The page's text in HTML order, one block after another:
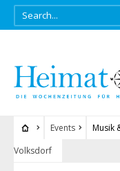
Events Musik
Volksdorf